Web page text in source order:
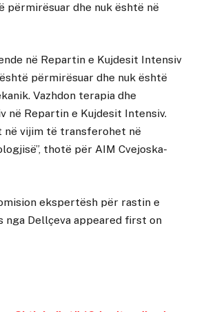
përmirësuar dhe nuk është në
në Repartin e Kujdesit Intensiv
përmirësuar dhe nuk është
Vazhdon terapia dhe
në Repartin e Kujdesit Intensiv.
në vijim të transferohet në
thotë për AIM Cvejoska-
ekspertësh për rastin e
nga Dellçeva appeared first on